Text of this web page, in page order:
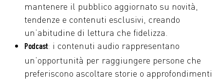
mantenere il pubblico aggiornato su novità,
tendenze e contenuti esclusivi, creando
un’abitudine di lettura che fidelizza.
Podcast: i contenuti audio rappresentano
un’opportunità per raggiungere persone che
preferiscono ascoltare storie o approfondimenti